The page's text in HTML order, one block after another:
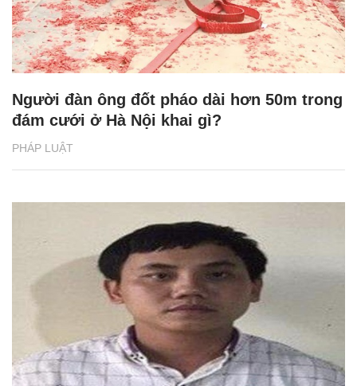
PHÁP LUẬT
Người đàn ông đốt pháo dài hơn 50m trong
đám cưới ở Hà Nội khai gì?